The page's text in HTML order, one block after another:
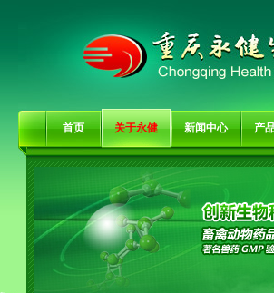
首页 关于永健 新闻中心 产